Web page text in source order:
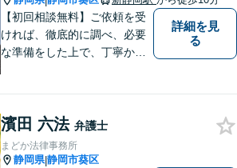
【初回相談無料】ご依頼を受
ければ、徹底的に調べ、必要
な準備をした上で、丁寧かつ
の損害賠償請求事件、相続・
離婚、破産・個人再生等は、
私が力を注ぎ、得意としてい
詳細を見
る
濱田 六法 弁護士
まどか法律事務所
静岡県|静岡市葵区